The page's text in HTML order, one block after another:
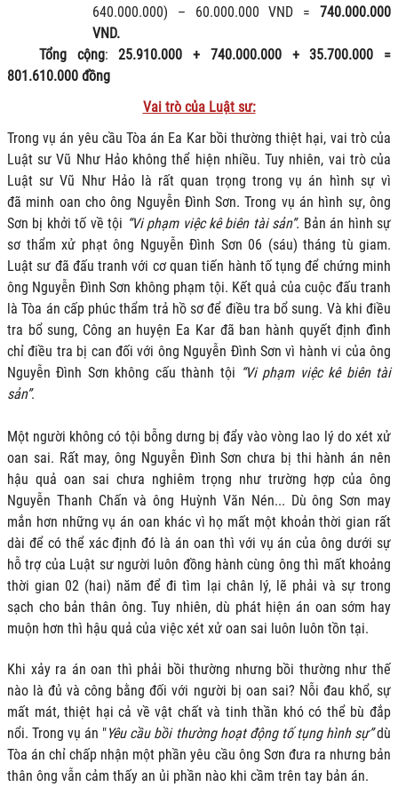
640.000.000) – 60.000.000 VND = 740.000.000
VND.
Tổng cộng:25.910.000 + 740.000.000 + 35.700.000 =
801.610.000 đồng
Vai trò của Luật sư:
Trong vụ án yêu cầu Tòa án Ea Kar bồi thường thiệt hại, vai trò của
Luật sưVũ Như Hảo không thể hiện nhiều. Tuy nhiên, vai trò của
Luật sư Vũ Như Hảo là rất quan trọng trong vụ án hình sự vì
đã minh oan cho ông Nguyễn Đình Sơn. Trong vụ án hình sự, ông
Sơn bị khởi tố về tội “Vi phạm việc kê biên tài sản”. Bản án hình sự
sơ thẩm xử phạt ông Nguyễn Đình Sơn 06 (sáu) tháng tù giam.
Luật sư đã đấu tranh với cơ quan tiến hành tố tụng để chứng minh
ông Nguyễn Đình Sơn không phạm tội. Kết quả của cuộc đấu tranh
là Tòa án cấp phúc thẩm trả hồ sơ để điều tra bổ sung. Và khi điều
tra bổ sung, Công an huyện Ea Kar đã ban hành quyết định đình
chỉ điều tra bị can đối với ông Nguyễn Đình Sơn vì hành vi của ông
Nguyễn Đình Sơn không cấu thành tội “Vi phạm việc kê biên tài
sản”.
Một người không có tội bỗng dưng bị đẩy vào vòng lao lý do xét xử
oan sai. Rất may, ông Nguyễn Đình Sơn chưa bị thi hành án nên
hậu quả oan sai chưa nghiêm trọng như trường hợp của ông
Nguyễn Thanh Chấn và ông Huỳnh Văn Nén... Dù ông Sơn may
mắn hơn những vụ án oan khác vì họ mất một khoản thời gian rất
dài để có thể xác định đó là án oan thì với vụ án của ông dưới sự
hỗ trợ của Luật sư người luôn đồng hành cùng ông thì mất khoảng
thời gian 02 (hai) năm để đi tìm lại chân lý, lẽ phải và sự trong
sạch cho bản thân ông. Tuy nhiên, dù phát hiện án oan sớm hay
muộn hơn thì hậu quả của việc xét xử oan sai luôn luôn tồn tại.
Khi xảy ra án oan thì phải bồi thường nhưng bồi thường như thế
nào là đủ và công bằng đối với người bị oan sai? Nỗi đau khổ, sự
mất mát, thiệt hại cả về vật chất và tinh thần khó có thể bù đắp
nổi. Trong vụ án "Yêu cầu bồi thường hoạt động tố tụng hình sự”dù
Tòa án chỉ chấp nhận một phần yêu cầu ông Sơn đưa ra nhưng bản
thân ông vẫn cảm thấy an ủi phần nào khi cầm trên tay bản án.